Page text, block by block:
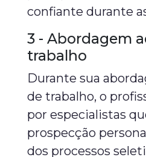
confiante durante
3 - Abordagem
trabalho
Durante sua
de trabalho, o
por especialistas
prospecção
dos processos